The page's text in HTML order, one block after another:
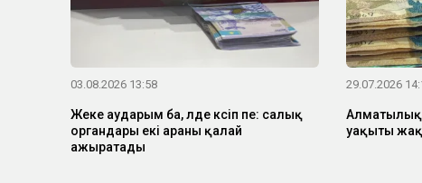
03.08.2026 13:58
Жеке аударым ба, әлде кәсіп пе: салық
органдары екі араны қалай
ажыратады
29.07.2026
уақыты